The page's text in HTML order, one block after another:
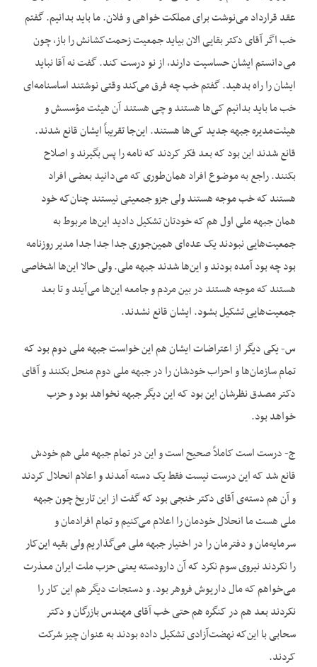
عقد قرارداد می‌نوشت برای مملکت خواهی و فلان. ما باید بدانیم. گفتم
خب اگر آقای دکتر بقایی الان بیاید جمعیت زحمت‌کشانش را باز، چون
می‌دانستم ایشان حساسیت دارند، از نو درست کند. گفت نه آقا نباید
ایشان را راه بدهید. گفتم خب چه فرق می‌کند وقتی نوشتند اساسنامه‌ای
خب ما باید بدانیم کی‌ها هستند و چی هستند آن هیئت مؤسسش و
هیئت‌مدیره جبهه جدید کی‌ها هستند. این‌جا تقریباً ایشان قانع شدند.
قانع شدند این بود که بعد فکر کردند که نامه را پس بگیرند و اصلاح
بکنند. راجع به موضوع افراد همان‌طوری که می‌دانید بعضی افراد
هستند که خب موجه هستند ولی جزو جمعیتی نیستند چنان‌که خود
همان جبهه ملی اول هم که خودتان تشکیل دادید این‌ها مربوط به
جمعیت‌هایی نبودند یک عده‌ای همین‌جوری جدا جدا جدا مدیر روزنامه
بود چه بود آمده بودند و این‌ها شدند جبهه ملی. ولی حالا این‌ها اشخاصی
هستند که موجه هستند در بین مردم و جامعه این‌ها می‌آیند و تا بعد
جمعیت‌هایی تشکیل بشود. ایشان قانع نشدند.
س- یکی دیگر از اعتراضات ایشان هم این خواست جبهه ملی دوم بود که
تمام سازمان‌ها و احزاب خودشان را در جبهه ملی دوم منحل بکنند و آقای
دکتر مصدق نظرشان این بود که این دیگر جبهه نخواهد بود و حزب
خواهد بود.
ج- درست است کاملاً صحیح است و این در تمام جبهه ملی هم خودش
قانع شد که این درست نیست فقط یک دسته آمدند و اعلام انحلال کردند
و آن هم دسته‌ی آقای دکتر خنجی بود که گفت از این تاریخ چون جبهه
ملی هست ما انحلال خودمان را اعلام می‌کنیم و تمام افرادمان و
سرمایه‌مان و دفترمان را در اختیار جبهه ملی می‌گذاریم ولی بقیه این‌کار
را نکردند نیروی سوم نکرد که آن دارودسته یعنی حزب ملت ایران معذرت
می‌خواهم که مال داریوش فروهر بود. و دستجات دیگر هم این کار را
نکردند بعد هم در کنگره هم حتی خب آقای مهندس بازرگان و دکتر
سحابی با این‌که نهضت‌آزادی تشکیل داده بودند به عنوان چیز شرکت
کردند.